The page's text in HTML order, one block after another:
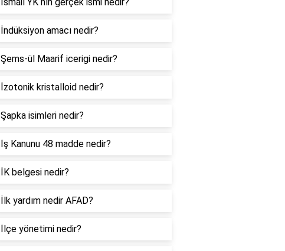
İndüksiyon amacı nedir?
Şems-ül Maarif icerigi nedir?
İzotonik kristalloid nedir?
Şapka isimleri nedir?
İş Kanunu 48 madde nedir?
İK belgesi nedir?
İlk yardım nedir AFAD?
İlçe yönetimi nedir?